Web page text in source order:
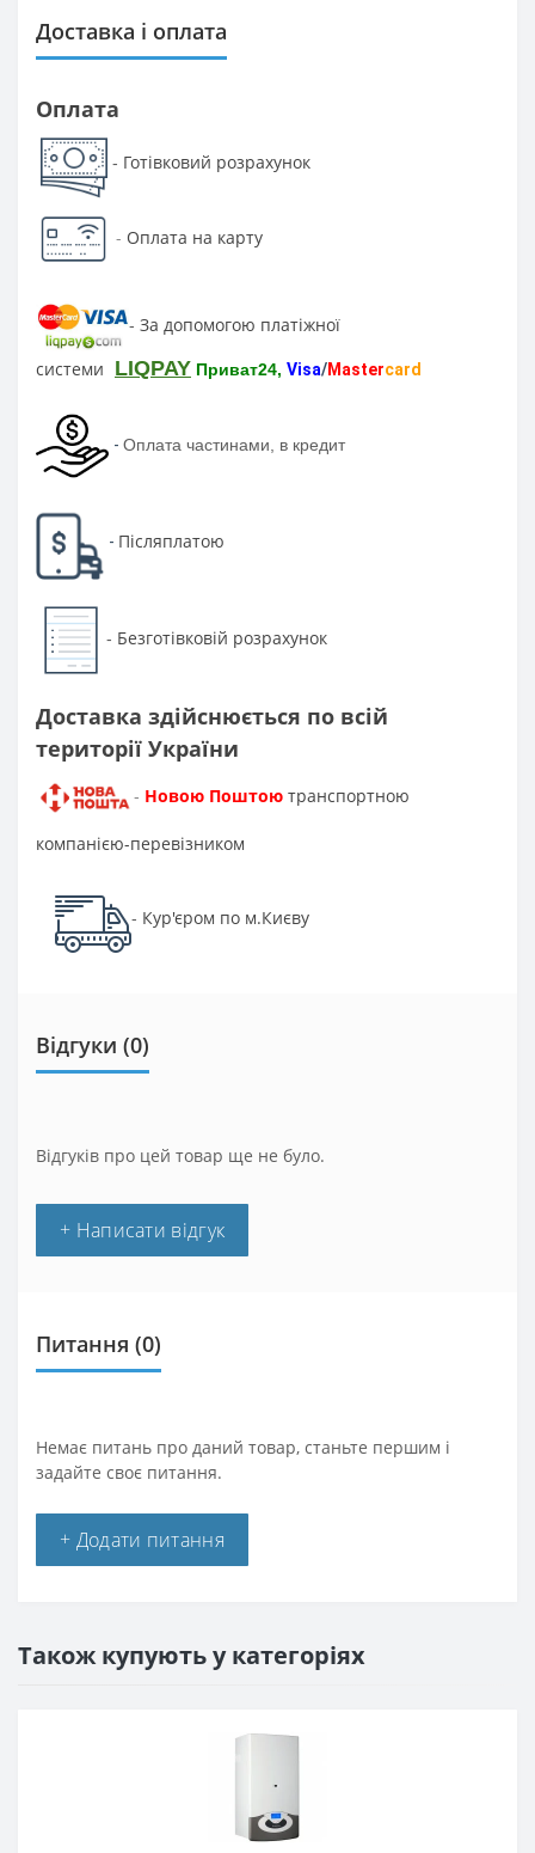
Доставка і оплата
Оплата
- Готівковий розрахунок
- Оплата на карту
- За допомогою платіжної
системи LIQPAY Приват24, Visa/Mastercard
- Оплата частинами, в кредит
- Післяплатою
- Безготівковій розрахунок
Доставка здійснюється по всій
території України
- Новою Поштою транспортною
компанією-перевізником
- Кур'єром по м.Києву
Відгуки (0)
Відгуків про цей товар ще не було.
+ Написати відгук
Питання (0)
Немає питань про даний товар, станьте першим і
задайте своє питання.
+ Додати питання
Також купують у категоріях